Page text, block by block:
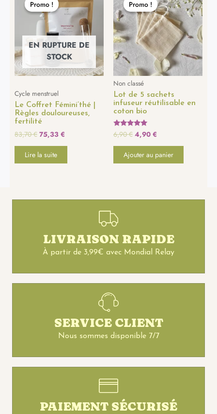
Promo !
EN RUPTURE DE
STOCK
Promo !
Cycle menstruel
Le Coffret Fémini’thé |
Règles douloureuses,
fertilité
83,70€
initial
était :
83,70 €.
75,33 €
actuel
est :
75,33 €.
Lire la suite
Promo !
Promo !
Non classé
Lot de 5 sachets
infuseur réutilisable en
coton bio
Note
5.00
sur 5
6,90€
initial
était :
6,90 €.
4,90 €
actuel
est :
4,90 €.
Ajouter au panier
LIVRAISON RAPIDE
À partir de 3,99€ avec Mondial Relay
SERVICE CLIENT
Nous sommes disponible 7/7
PAIEMENT SÉCURISÉ